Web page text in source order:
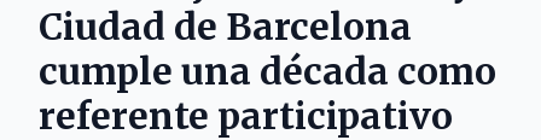
Ciudad de Barcelona
cumple una década como
referente participativo